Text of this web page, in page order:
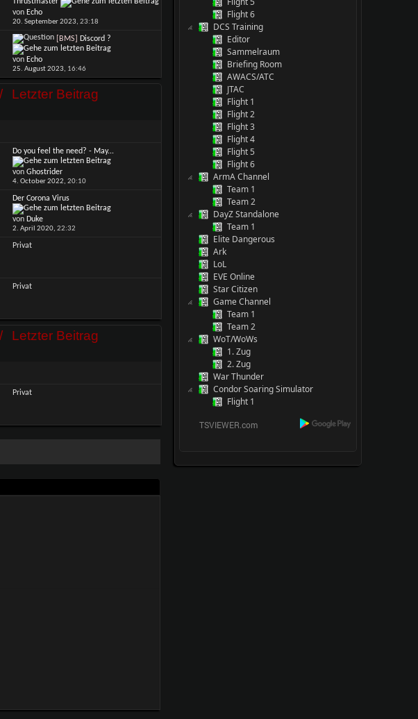
von Echo
20. September 2023,23:18
[BMS] Discord ?
von Echo
25. August 2023, 16:46
Letzter Beitrag
Do you feel the need? - May...
vonGhostrider
4. October 2022,20:10
Der Corona Virus
von Duke
2. April 2020,22:32
Privat
Privat
Letzter Beitrag
Privat
Flight 6
DCS Training
Editor
Sammelraum
Briefing Room
AWACS/ATC
JTAC
Flight 1
Flight 2
Flight 3
Flight 4
Flight 5
Flight 6
ArmA Channel
Team 1
Team 2
DayZ Standalone
Team 1
Elite Dangerous
Ark
LoL
EVE Online
Star Citizen
Game Channel
Team 1
Team 2
WoT/WoWs
1. Zug
2. Zug
War Thunder
Condor Soaring Simulator
Flight 1